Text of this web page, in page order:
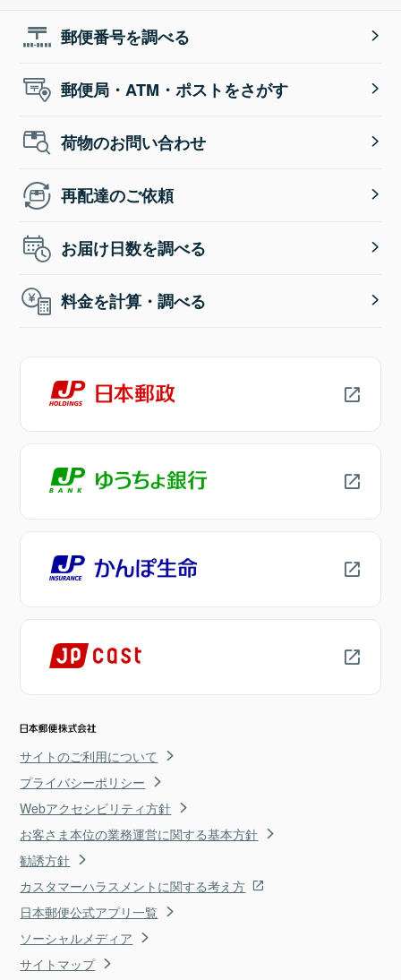
郵便番号を調べる
郵便局・ATM・ポストをさがす
荷物のお問い合わせ
再配達のご依頼
お届け日数を調べる
料金を計算・調べる
サイトのご利用について
プライバシーポリシー
Webアクセシビリティ方針
お客さま本位の業務運営に関する基本方針
勧誘方針
カスタマーハラスメントに関する考え方
日本郵便公式アプリ一覧
ソーシャルメディア
サイトマップ